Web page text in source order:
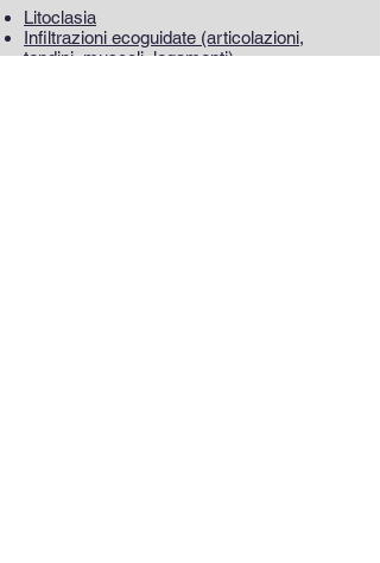
Litoclasia
Infiltrazioni ecoguidate (articolazioni,
tendini, muscoli, legamenti)